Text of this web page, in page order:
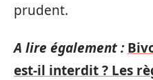
prudent.
A lire également :
est-il interdit ? Les